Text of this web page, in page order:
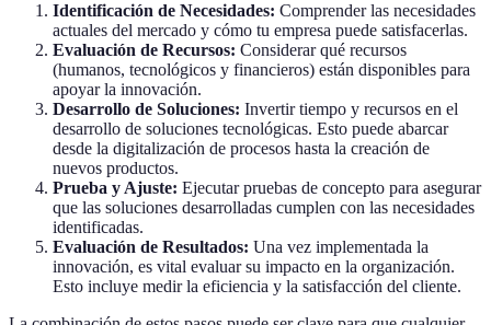
Identificación de Necesidades: Comprender las necesidades
actuales del mercado y cómo tu empresa puede satisfacerlas.
Evaluación de Recursos: Considerar qué recursos
(humanos, tecnológicos y financieros) están disponibles para
apoyar la innovación.
Desarrollo de Soluciones: Invertir tiempo y recursos en el
desarrollo de soluciones tecnológicas. Esto puede abarcar
desde la digitalización de procesos hasta la creación de
nuevos productos.
Prueba y Ajuste: Ejecutar pruebas de concepto para asegurar
que las soluciones desarrolladas cumplen con las necesidades
identificadas.
Evaluación de Resultados: Una vez implementada la
innovación, es vital evaluar su impacto en la organización.
Esto incluye medir la eficiencia y la satisfacción del cliente.